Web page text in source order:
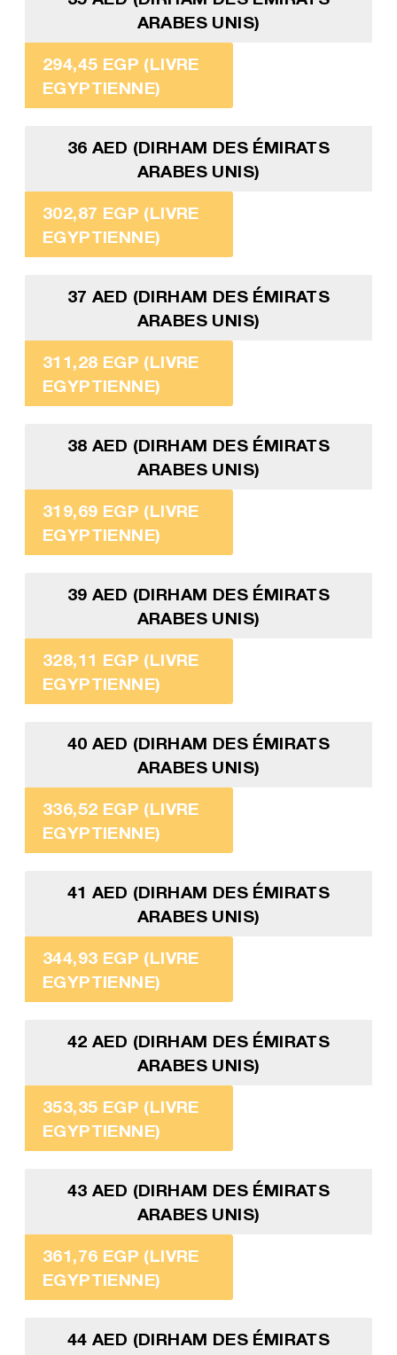
ARABES UNIS)
294,45 EGP (LIVRE
EGYPTIENNE)
36 AED (DIRHAM DES ÉMIRATS
ARABES UNIS)
302,87 EGP (LIVRE
EGYPTIENNE)
37 AED (DIRHAM DES ÉMIRATS
ARABES UNIS)
311,28 EGP (LIVRE
EGYPTIENNE)
38 AED (DIRHAM DES ÉMIRATS
ARABES UNIS)
319,69 EGP (LIVRE
EGYPTIENNE)
39 AED (DIRHAM DES ÉMIRATS
ARABES UNIS)
328,11 EGP (LIVRE
EGYPTIENNE)
40 AED (DIRHAM DES ÉMIRATS
ARABES UNIS)
336,52 EGP (LIVRE
EGYPTIENNE)
41 AED (DIRHAM DES ÉMIRATS
ARABES UNIS)
344,93 EGP (LIVRE
EGYPTIENNE)
42 AED (DIRHAM DES ÉMIRATS
ARABES UNIS)
353,35 EGP (LIVRE
EGYPTIENNE)
43 AED (DIRHAM DES ÉMIRATS
ARABES UNIS)
361,76 EGP (LIVRE
EGYPTIENNE)
44 AED (DIRHAM DES ÉMIRATS